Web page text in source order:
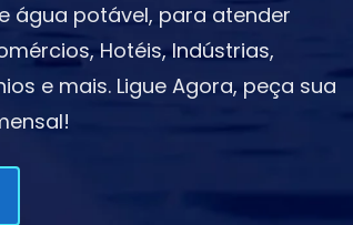
água potável, para atender
Hotéis, Indústrias,
e mais. Ligue Agora, peça sua